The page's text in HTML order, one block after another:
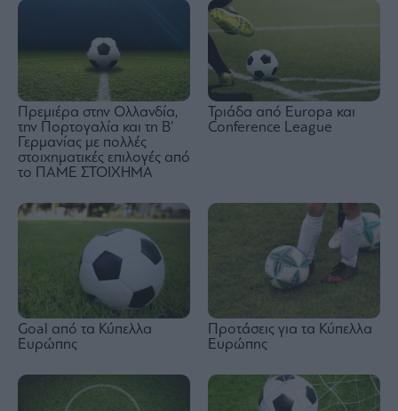
Πρεμιέρα στην Ολλανδία,
την Πορτογαλία και τη Β’
Γερμανίας με πολλές
στοιχηματικές επιλογές από
το ΠΑΜΕ ΣΤΟΙΧΗΜΑ
Τριάδα από Europa και
Conference League
Goal από τα Κύπελλα
Ευρώπης
Προτάσεις για τα Κύπελλα
Ευρώπης